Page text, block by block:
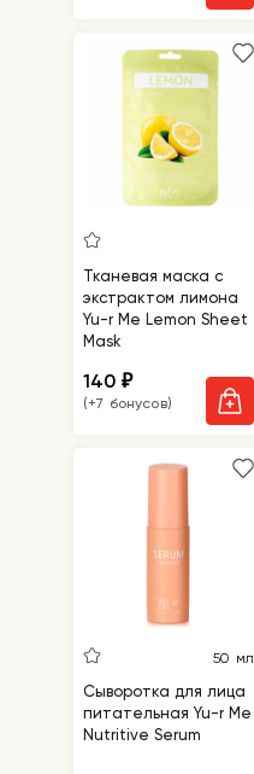
Тканевая маска с
экстрактом лимона
Yu-r Me Lemon Sheet
Mask
140₽
(+7 бонусов)
50 мл
Сыворотка для лица
питательная Yu-r Me
Nutritive Serum